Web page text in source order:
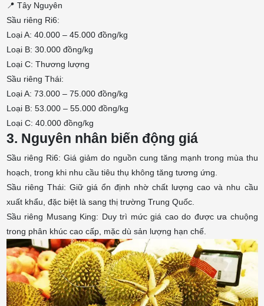
📍 Tây Nguyên
Sầu riêng Ri6:
Loại A: 40.000 – 45.000 đồng/kg
Loại B: 30.000 đồng/kg
Loại C: Thương lượng
Sầu riêng Thái:
Loại A: 73.000 – 75.000 đồng/kg
Loại B: 53.000 – 55.000 đồng/kg
Loại C: 40.000 đồng/kg
3. Nguyên nhân biến động giá
Sầu riêng Ri6: Giá giảm do nguồn cung tăng mạnh trong mùa thu
hoạch, trong khi nhu cầu tiêu thụ không tăng tương ứng.
Sầu riêng Thái: Giữ giá ổn định nhờ chất lượng cao và nhu cầu
xuất khẩu, đặc biệt là sang thị trường Trung Quốc.
Sầu riêng Musang King: Duy trì mức giá cao do được ưa chuộng
trong phân khúc cao cấp, mặc dù sản lượng hạn chế.